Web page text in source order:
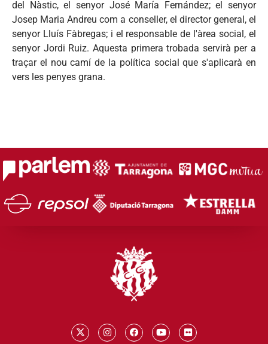
del Nàstic, el senyor José María Fernández; el senyor
Josep Maria Andreu com a conseller, el director general, el
senyor Lluís Fàbregas; i el responsable de l'àrea social, el
senyor Jordi Ruiz. Aquesta primera trobada servirà per a
traçar el nou camí de la política social que s'aplicarà en
vers les penyes grana.